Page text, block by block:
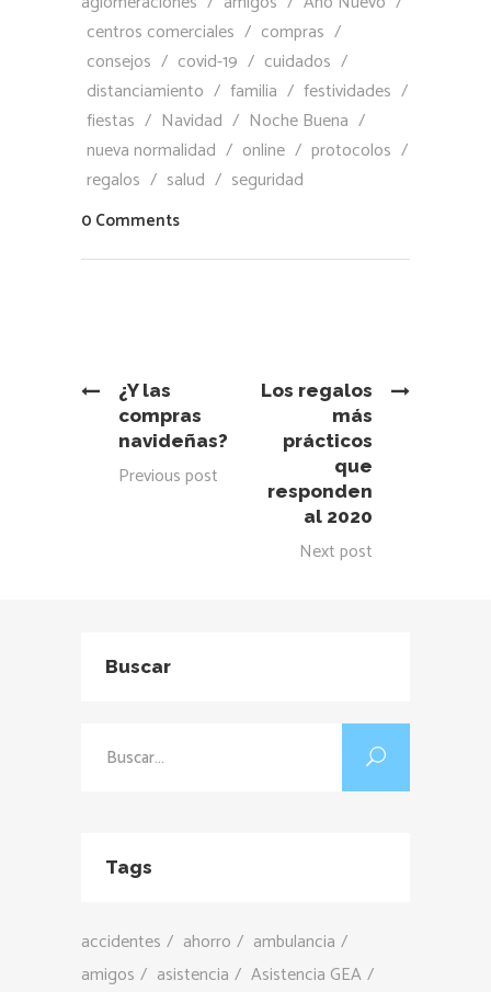
centros comerciales / compras /
consejos / covid-19 / cuidados /
distanciamiento / familia / festividades /
fiestas / Navidad / Noche Buena /
nueva normalidad / online / protocolos /
regalos / salud / seguridad
0 Comments
¿Y las
compras
navideñas?
Previous post
Los regalos
más
prácticos
que
responden
al 2020
Next post
Buscar
Tags
accidentes ahorro
ambulancia
amigos
asistencia
Asistencia GEA